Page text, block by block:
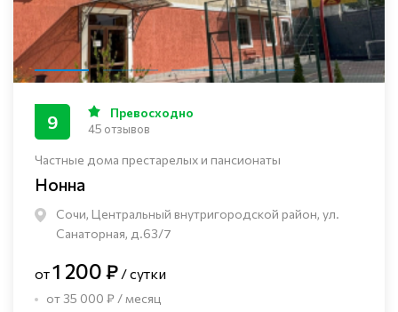
Частные дома престарелых и пансионаты
Нонна
Сочи, Центральный внутригородской район, ул.
Санаторная, д.63/7
9 Превосходно
45 отзывов
от1 200 ₽ / сутки
от 35 000 ₽ / месяц